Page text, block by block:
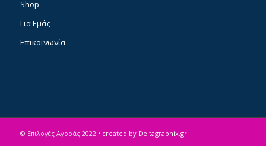
Shop
Για Εμάς
Επικοινωνία
© Επιλογές Αγοράς 2022 • created by Deltagraphix.gr